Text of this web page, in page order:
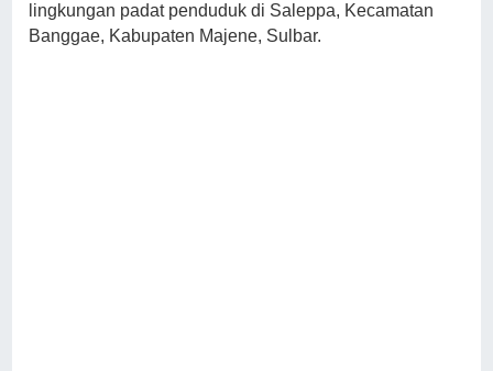
lingkungan padat penduduk di Saleppa, Kecamatan
Banggae, Kabupaten Majene, Sulbar.